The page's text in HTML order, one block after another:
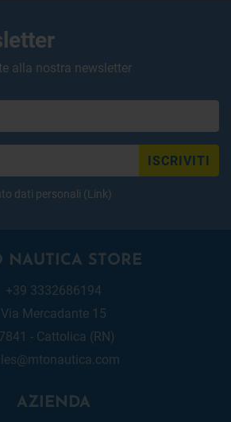
alla nostra newsletter
ISCRIVITI
dati personali (Link)
NAUTICA STORE
+39 3332686194
Via Mercadante 15
- Cattolica (RN)
AZIENDA